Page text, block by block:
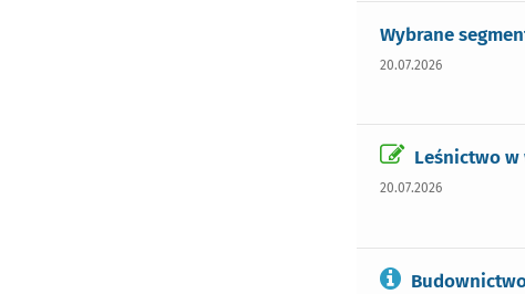
Wybrane
20.07.2026
Leśnictwo
20.07.2026